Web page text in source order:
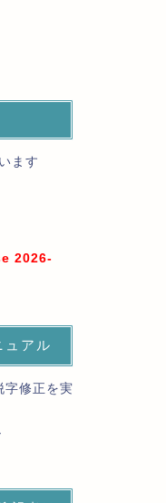
ます
2026-
ュアル
字修正を実